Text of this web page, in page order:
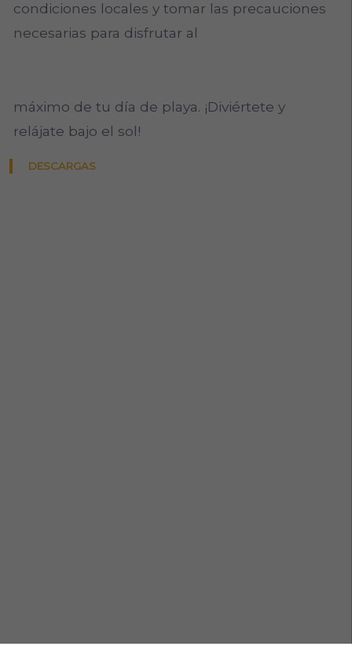
condiciones locales y tomar las precauciones
necesarias para disfrutar al
máximo de tu día de playa. ¡Diviértete y
relájate bajo el sol!
DESCARGAS